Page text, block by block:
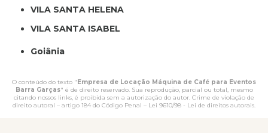
VILA SANTA HELENA
VILA SANTA ISABEL
Goiânia
O conteúdo do texto " Empresa de Locação Máquina de Café para Eventos
Barra Garças" é de direito reservado. Sua reprodução, parcial ou total, mesmo
citando nossos links, é proibida sem a autorização do autor. Crime de violação de
direito autoral – artigo 184 do Código Penal – Lei 9610/98 - Lei de direitos autorais.